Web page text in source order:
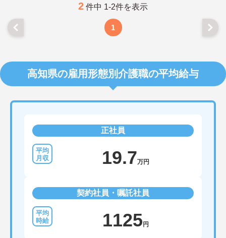
2 件中 1-2件を表示
1
高知県の雇用形態別介護職の平均給与
正社員
19.7万円
契約社員・嘱託社員
1125 円